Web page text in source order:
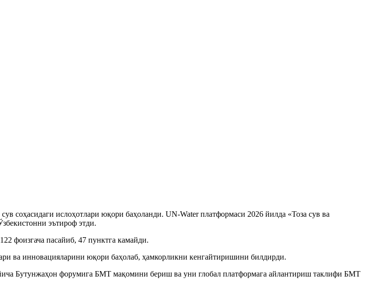
соҳасидаги ислоҳотлари юқори баҳоланди. UN-Water платформаси 2026 йилда «Тоза сув ва
эътироф этди.
фоизгача пасайиб, 47 пунктга камайди.
ва инновацияларини юқори баҳолаб, ҳамкорликни кенгайтиришини билдирди.
Бутунжаҳон форумига БМТ мақомини бериш ва уни глобал платформага айлантириш таклифи БМТ